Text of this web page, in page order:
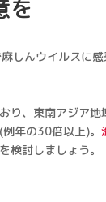
を
しんウイルスに
り、東南アジア地
年の30倍以上)。
検討しましょう。